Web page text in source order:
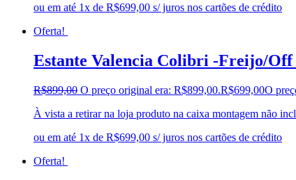
ou em até 1x de R$699,00 s/ juros nos cartões de crédito
Oferta!
Estante Valencia Colibri -Freijo/
R$899,00 O preço original era: R$899,00.R$699,00O
À vista a retirar na loja produto na caixa montagem não
ou em até 1x de R$699,00 s/ juros nos cartões de crédito
Oferta!